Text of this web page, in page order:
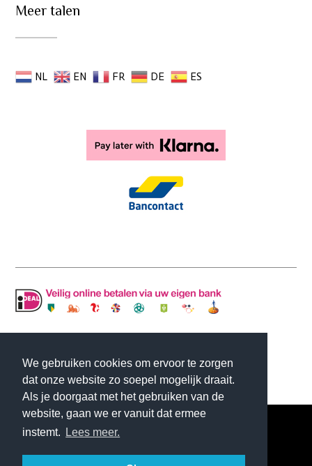
We gebruiken cookies om ervoor te zorgen
dat onze website zo soepel mogelijk draait.
Als je doorgaat met het gebruiken van de
website, gaan we er vanuit dat ermee
instemt.
Lees meer.
Meer talen
NL EN FR DE ES
gemaakt doorFlexamedia